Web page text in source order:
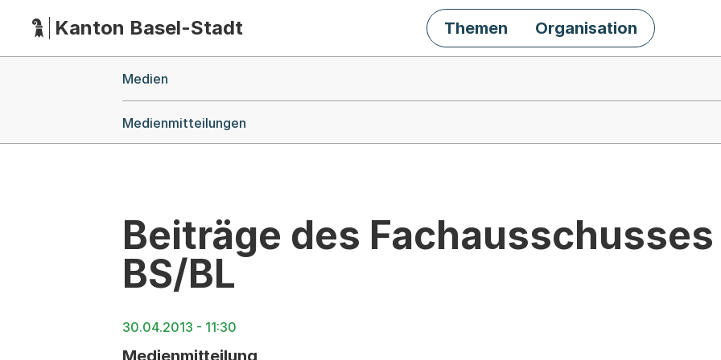
HauptnavigationKanton Basel-Stadt Themen Organisation
Medien
Medienmitteilungen
Beiträge des
BS/BL
30.04.2013 - 11:30
Medienmitteilung